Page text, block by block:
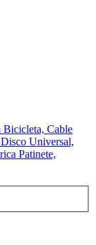
Cable
Universal,
Patinete,